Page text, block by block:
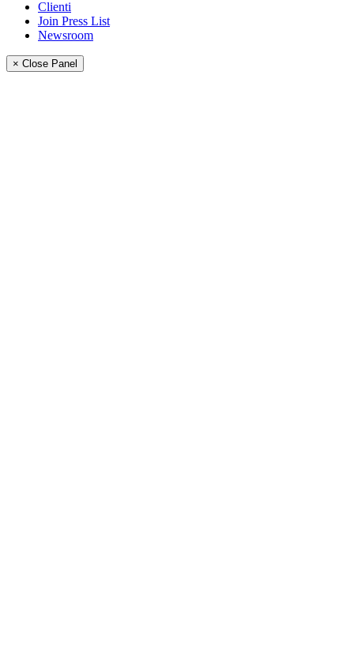
Clienti
Join Press List
Newsroom
× Close Panel